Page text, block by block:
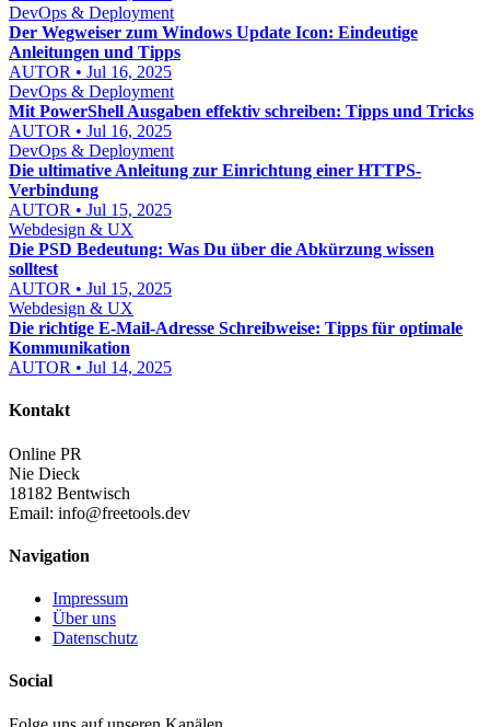
DevOps & Deployment
Der Wegweiser zum Windows Update Icon: Eindeutige
Anleitungen und Tipps
AUTOR • Jul 16, 2025
DevOps & Deployment
Mit PowerShell Ausgaben effektiv schreiben: Tipps und Tricks
AUTOR • Jul 16, 2025
DevOps & Deployment
Die ultimative Anleitung zur Einrichtung einer HTTPS-
Verbindung
AUTOR • Jul 15, 2025
Webdesign & UX
Die PSD Bedeutung: Was Du über die Abkürzung wissen
solltest
AUTOR • Jul 15, 2025
Webdesign & UX
Die richtige E-Mail-Adresse Schreibweise: Tipps für optimale
Kommunikation
AUTOR • Jul 14, 2025
Kontakt
Online PR
Nie Dieck
18182 Bentwisch
Email: info@freetools.dev
Navigation
Impressum
Über uns
Datenschutz
Social